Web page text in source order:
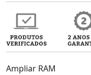
Ampliar RAM